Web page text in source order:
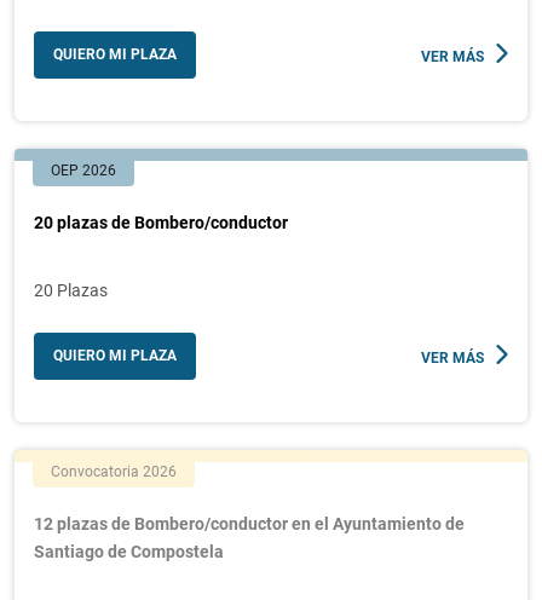
QUIERO MI PLAZA VER MÁS
OEP 2026
20 plazas de Bombero/conductor
20 Plazas
QUIERO MI PLAZA VER MÁS
Convocatoria 2026
12 plazas de Bombero/conductor en el Ayuntamiento de
Santiago de Compostela